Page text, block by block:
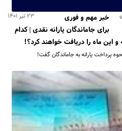
۲۳ تیر ۱۴۰۱
خبر مهم و فوری
برای جاماندگان یارانه نقدی | کدام
و این ماه را دریافت خواهند کرد؟!
پرداخت یارانه به جاماندگان گفت!